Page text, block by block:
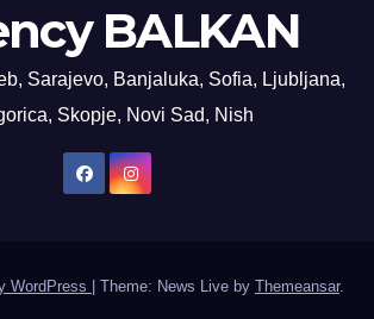
BALKAN
Sarajevo, Banjaluka, Sofia, Ljubljana,
Skopje, Novi Sad, Nish
WordPress Theme: News Live by Themeansar.